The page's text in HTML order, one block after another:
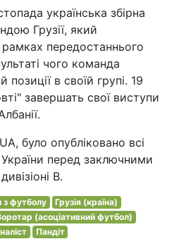
українська збірна
Грузії, який
передостаннього
чого команда
в своїй групі. 19
завершать свої виступи
було опубліковано всі
України перед заключними
В.
з футболу
Грузія (країна)
(асоціативний футбол)
Пандіт